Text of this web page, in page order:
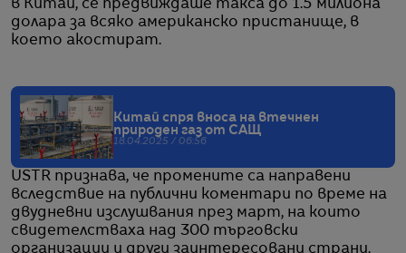
в Китай, се предвиждаше такса до 1.5 милиона
долара за всяко американско пристанище, в
което акостират.
Китай спря вноса на втечнен
природен газ от САЩ
18.04.2025 / 06:56
USTR признава, че промените са направени
вследствие на публични коментари по време на
двудневни изслушвания през март, на които
свидетелстваха над 300 търговски
организации и други заинтересовани страни.